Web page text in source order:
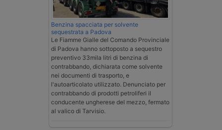
Benzina spacciata per solvente
sequestrata a Padova
Le Fiamme Gialle del Comando Provinciale
di Padova hanno sottoposto a sequestro
preventivo 33mila litri di benzina di
contrabbando, dichiarata come solvente
nei documenti di trasporto, e
l'autoarticolato utilizzato. Denunciato per
contrabbando di prodotti petroliferi il
conducente ungherese del mezzo, fermato
al valico di Tarvisio.